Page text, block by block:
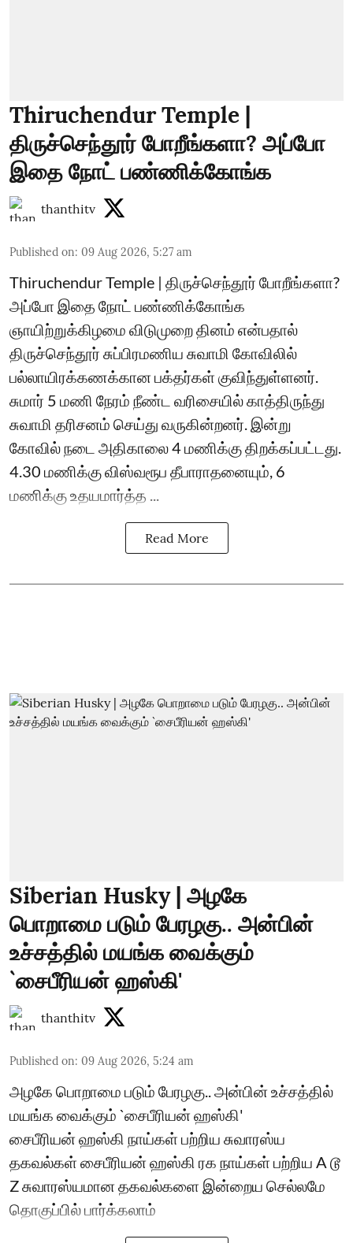
Thiruchendur Temple |
திருச்செந்தூர் போறீங்களா? அப்போ
இதை நோட் பண்ணிக்கோங்க
thanthitv
Published on: 09 Aug 2026, 5:27 am
Thiruchendur Temple | திருச்செந்தூர் போறீங்களா?
அப்போ இதை நோட் பண்ணிக்கோங்க
ஞாயிற்றுக்கிழமை விடுமுறை தினம் என்பதால்
திருச்செந்தூர் சுப்பிரமணிய சுவாமி கோவிலில்
பல்லாயிரக்கணக்கான பக்தர்கள் குவிந்துள்ளனர்.
சுமார் 5 மணி நேரம் நீண்ட வரிசையில் காத்திருந்து
சுவாமி தரிசனம் செய்து வருகின்றனர். இன்று
கோவில் நடை அதிகாலை 4 மணிக்கு திறக்கப்பட்டது.
4.30 மணிக்கு விஸ்வரூப தீபாராதனையும், 6
மணிக்கு உதயமார்த்த ...
Read More
Siberian Husky | அழகே
பொறாமை படும் பேரழகு.. அன்பின்
உச்சத்தில் மயங்க வைக்கும்
`சைபீரியன் ஹஸ்கி'
thanthitv
Published on: 09 Aug 2026, 5:24 am
அழகே பொறாமை படும் பேரழகு.. அன்பின் உச்சத்தில்
மயங்க வைக்கும் `சைபீரியன் ஹஸ்கி'
சைபீரியன் ஹஸ்கி நாய்கள் பற்றிய சுவாரஸ்ய
தகவல்கள் சைபீரியன் ஹஸ்கி ரக நாய்கள் பற்றிய A டூ
Z சுவாரஸ்யமான தகவல்களை இன்றைய செல்லமே
தொகுப்பில் பார்க்கலாம்